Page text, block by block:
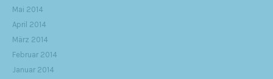
Mai 2014
April 2014
März 2014
Februar 2014
Januar 2014